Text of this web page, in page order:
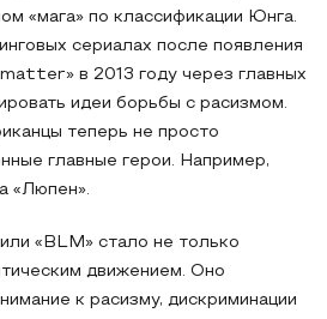
«мага» по классификации Юнга.
сериалах после появления
в 2013 году через главных
идеи борьбы с расизмом.
теперь не просто
главные герои. Например,
«Люпен».
«BLM» стало не только
движением. Оно
к расизму, дискриминации